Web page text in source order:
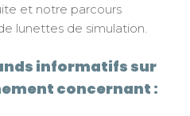
et notre parcours
lunettes de simulation.
informatifs sur
concernant :